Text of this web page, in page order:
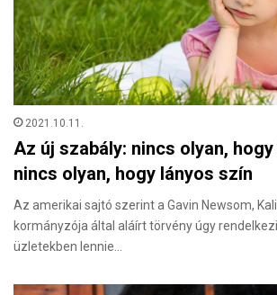
2021.10.11.
Az új szabály: nincs olyan,
nincs olyan, hogy lányos szín
Az amerikai sajtó szerint a Gavin Newsom,
kormányzója által aláírt törvény úgy
üzletekben lennie…